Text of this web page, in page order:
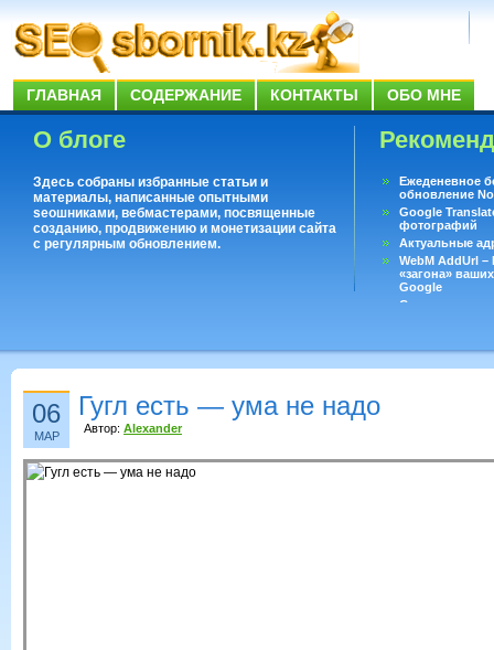
ГЛАВНАЯ СОДЕРЖАНИЕ КОНТАКТЫ ОБО МНЕ
О блоге
Здесь собраны избранные статьи и
материалы, написанные опытными
seoшниками, вебмастерами, посвященные
созданию, продвижению и монетизации сайта
с регулярным обновлением.
Ежеденевное
обновление
Google
фотографий
Актуальные
WebM AddUrl
«загона»
Google
Существует
06
МАР
Гугл есть — ума не надо
Автор: Alexander